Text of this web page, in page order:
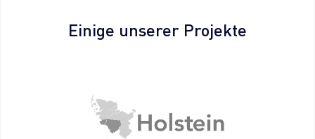
Einige unserer Projekte